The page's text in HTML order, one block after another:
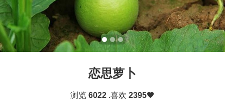
恋思萝卜
浏览 6022 .喜欢 2395